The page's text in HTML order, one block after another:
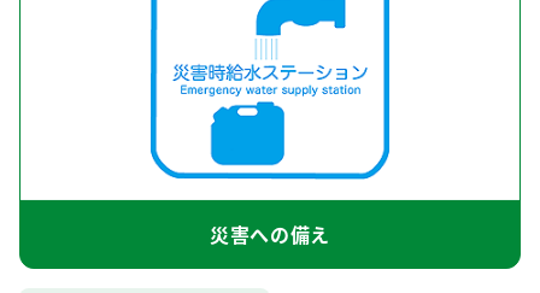
災害への備え